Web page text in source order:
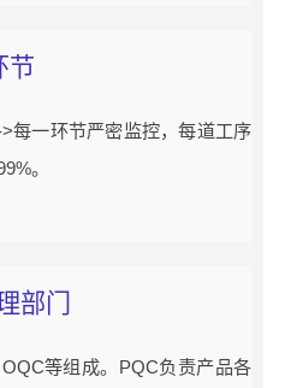
节
每一环节严密监控，每道工序
。
部门
等组成。PQC负责产品各